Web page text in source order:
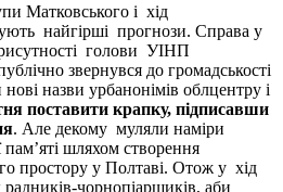
Матковського і хід
найгірші прогнози. Справа у
голови УІНП
звернувся до громадськості
назви урбанонімів облцентру і
поставити крапку, підписавши
. Але декому муляли наміри
пам’яті шляхом створення
простору у Полтаві. Отож у хід
радників-чорнопіарщиків, аби